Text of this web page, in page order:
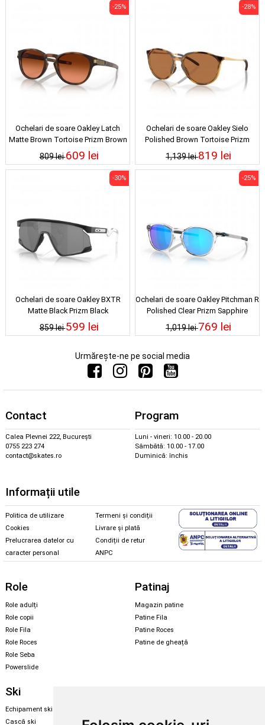
Ochelari de soare Oakley Latch
Matte Brown Tortoise Prizm Brown
Gradient
809 lei
-25%
609 lei
Ochelari de soare Oakley Sielo
Polished Brown Tortoise Prizm
Bronze Polarized
1,139 lei
-28%
819 lei
Ochelari de soare Oakley BXTR
Matte Black Prizm Black
859 lei
-30%
599 lei
Ochelari de soare Oakley Pitchman R
Polished Clear Prizm Sapphire
1,019 lei
-25%
769 lei
Urmărește-ne pe social media
Contact
Calea Plevnei 222, București
0755 223 274
contact@skates.ro
Program
Luni - vineri: 10.00 - 20.00
Sâmbătă: 10.00 - 17.00
Duminică: închis
Informații utile
Politica de utilizare
Cookies
Prelucrarea datelor cu
caracter personal
Termeni și condiții
Livrare și plată
Condiții de retur
ANPC
Role
Role adulți
Role copii
Role Fila
Role Roces
Role Seba
Powerslide
Patinaj
Magazin patine
Patine Fila
Patine Roces
Patine de gheață
Ski
Echipament ski
Cască ski
Echipament snowboard